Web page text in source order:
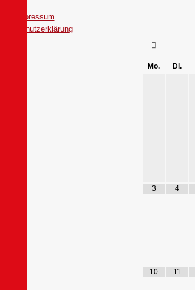
Impressum
Datenschutzerklärung
Mo. Di.
3 4
10 11